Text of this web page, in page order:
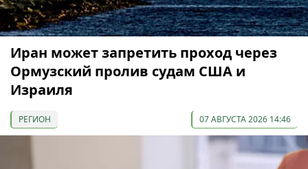
Иран может запретить проход через
Ормузский пролив судам США и
Израиля
РЕГИОН 07 АВГУСТА 2026 14:46